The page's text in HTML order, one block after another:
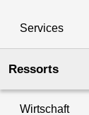
Services
Ressorts
Wirtschaft